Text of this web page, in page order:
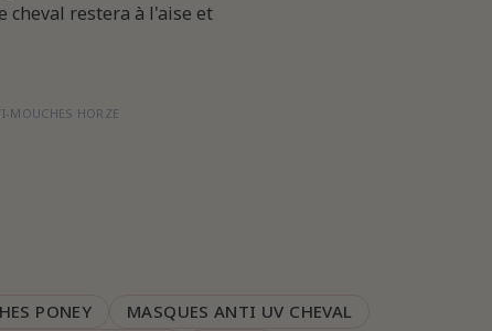
cheval restera à l'aise et
MOUCHES HORZE
PONEY MASQUES ANTI UV CHEVAL